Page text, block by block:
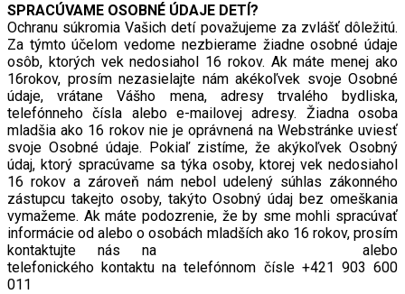
SPRACÚVAME OSOBNÉ ÚDAJE DETÍ?
Ochranu súkromia Vašich detí považujeme za zvlášť dôležitú.
Za týmto účelom vedome nezbierame žiadne osobné údaje
osôb, ktorých vek nedosiahol 16 rokov. Ak máte menej ako
16rokov, prosím nezasielajte nám akékoľvek svoje Osobné
údaje, vrátane Vášho mena, adresy trvalého bydliska,
telefónneho čísla alebo e-mailovej adresy. Žiadna osoba
mladšia ako 16 rokov nie je oprávnená na Webstránke uviesť
svoje Osobné údaje. Pokiaľ zistíme, že akýkoľvek Osobný
údaj, ktorý spracúvame sa týka osoby, ktorej vek nedosiahol
16 rokov a zároveň nám nebol udelený súhlas zákonného
zástupcu takejto osoby, takýto Osobný údaj bez omeškania
vymažeme. Ak máte podozrenie, že by sme mohli spracúvať
informácie od alebo o osobách mladších ako 16 rokov, prosím
kontaktujte nás na
alebo
telefonického kontaktu na telefónnom čísle +421 903 600
011